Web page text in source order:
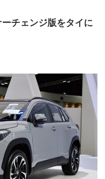
チェンジ版をタイに